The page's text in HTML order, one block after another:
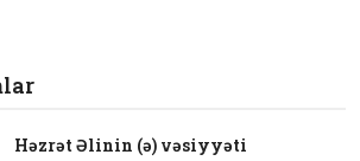
Həzrət Əlinin (ə) vəsiyyəti